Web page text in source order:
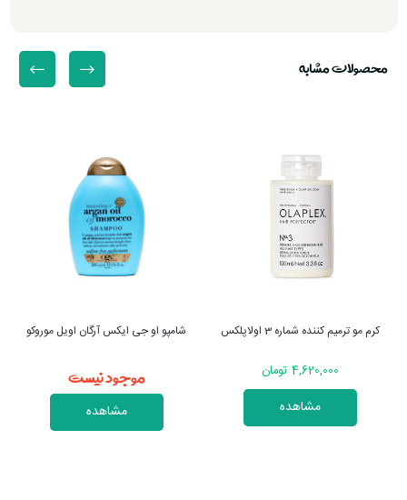
محصولات مشابه
کرم مو ترمیم کننده شماره 3 اولاپلکس
4,620,000 تومان
مشاهده
شامپو او جی ایکس آرگان اویل موروکو
موجود نیست
مشاهده